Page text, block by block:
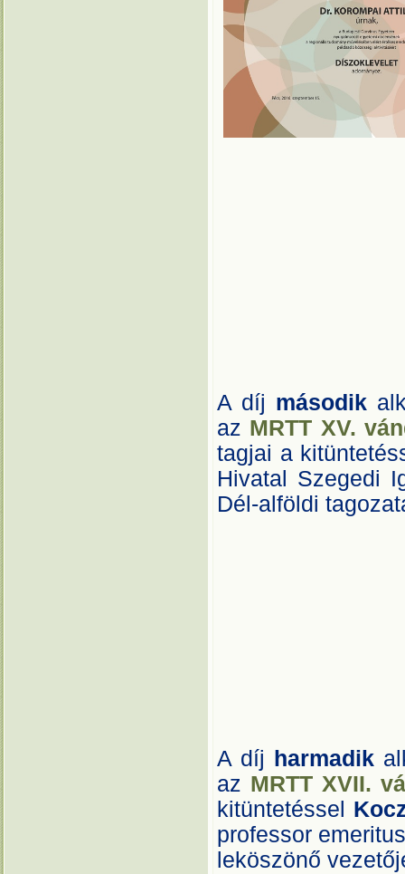
A díj második
az MRTT XV.
tagjai a
Hivatal Szegedi
Dél-alföldi
A díj harmadik
az MRTT XVII.
kitüntetéssel
professor
leköszönő